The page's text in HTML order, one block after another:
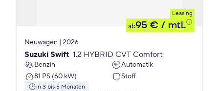
Leasing
ab95 € / mtl.
Neuwagen | 2026
Suzuki Swift 1.2 HYBRID CVT Comfort
Benzin
Automatik
81 PS (60 kW)
Stoff
in 3 bis 5 Monaten